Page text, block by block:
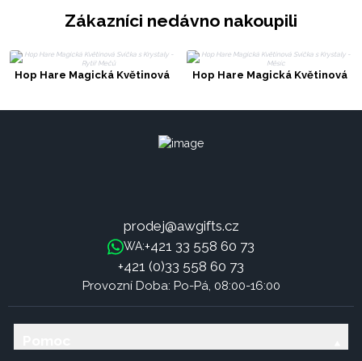
Zákazníci nedávno nakoupili
Hop Hare Magická Květinová
Hop Hare Magická Květinová
prodej@awgifts.cz
WA:+421 33 558 60 73
+421 (0)33 558 60 73
Provozní Doba: Po-Pá, 08:00-16:00